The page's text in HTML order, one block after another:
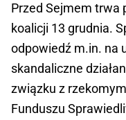
Przed Sejmem trwa
koalicji 13 grudnia.
odpowiedź m.in. na
skandaliczne
związku z
Funduszu